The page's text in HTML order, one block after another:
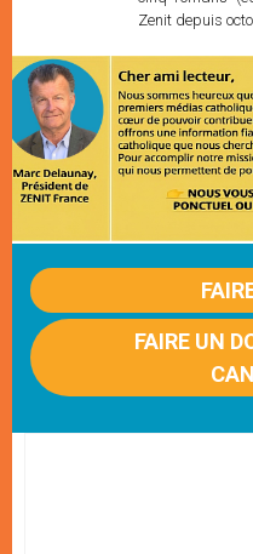
Zenit depuis
FAIRE UN